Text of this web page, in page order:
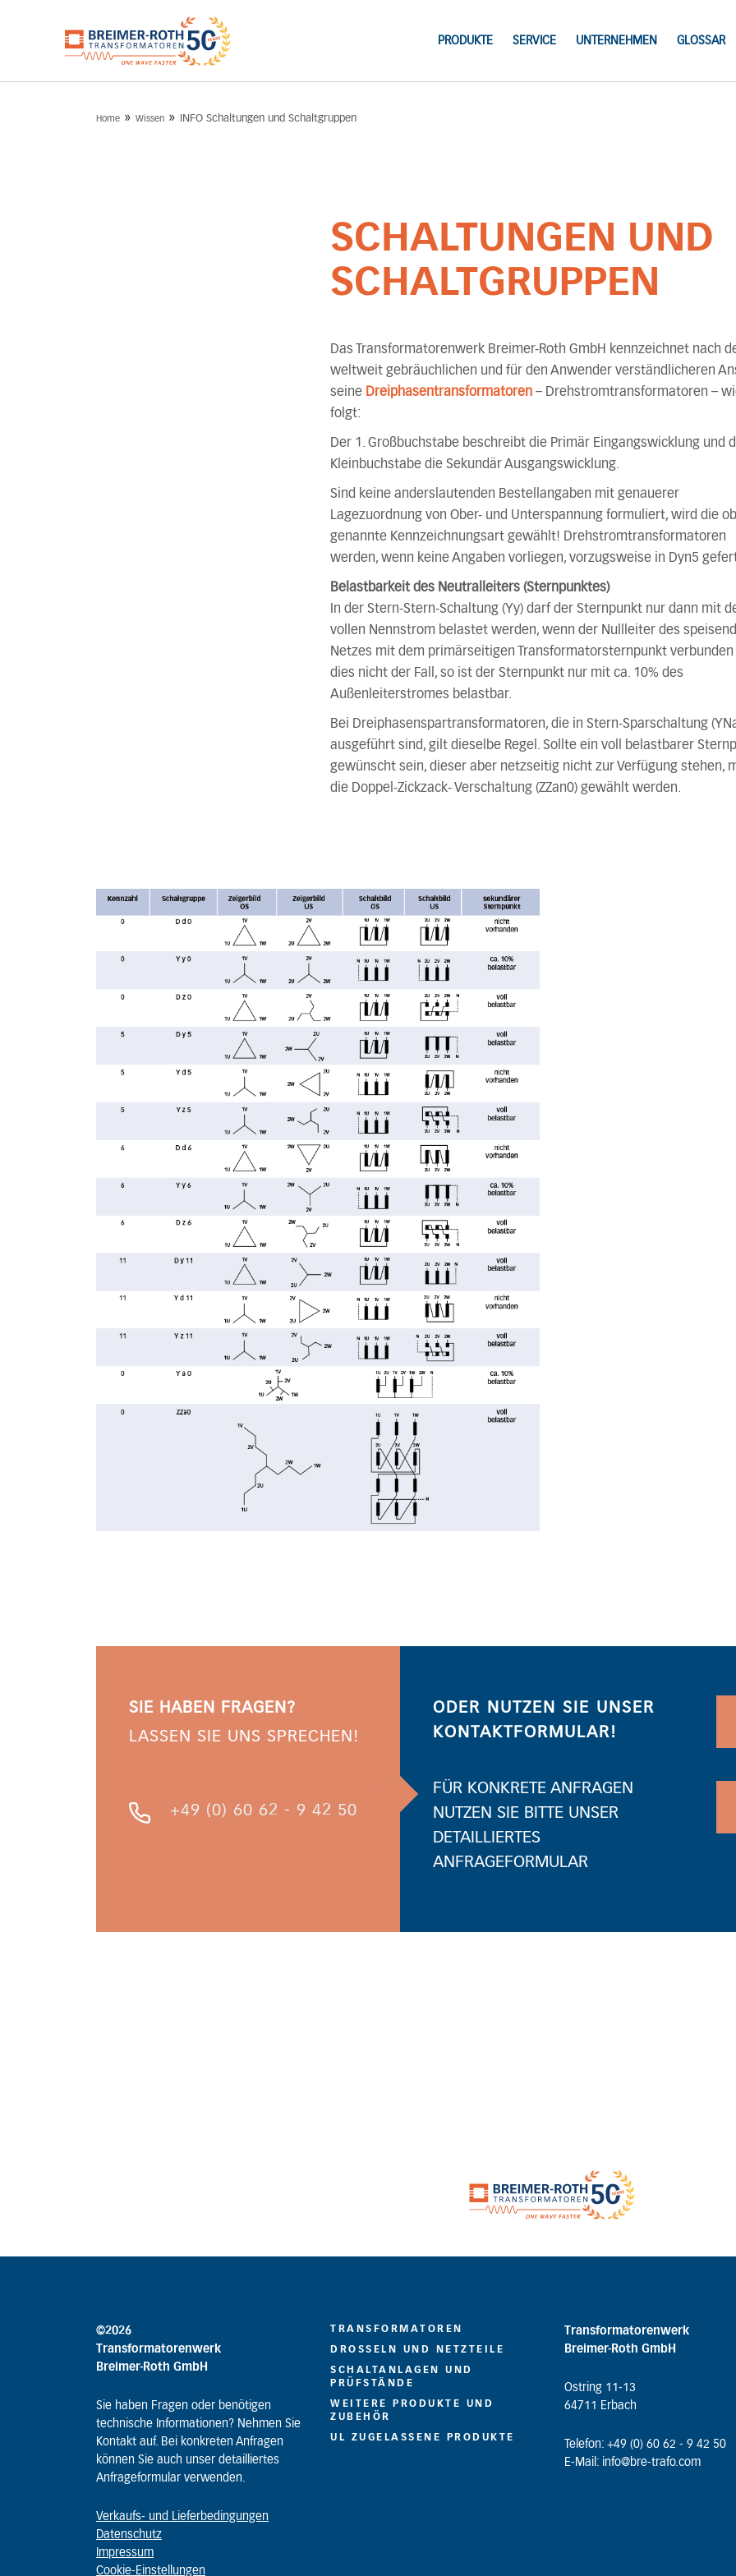
PRODUKTE SERVICE UNTERNEHMEN GLOSSAR
Home » Wissen » INFO Schaltungen und Schaltgruppen
SCHALTUNGEN UND
SCHALTGRUPPEN
Das Transformatorenwerk Breimer-Roth GmbH kennzeichnet nach
weltweit gebräuchlichen und für den Anwender verständlicheren
seine Dreiphasentransformatoren – Drehstromtransformatoren –
folgt:
Der 1. Großbuchstabe beschreibt die Primär Eingangswicklung und
Kleinbuchstabe die Sekundär Ausgangswicklung.
Sind keine anderslautenden Bestellangaben mit genauerer
Lagezuordnung von Ober- und Unterspannung formuliert, wird die
genannte Kennzeichnungsart gewählt! Drehstromtransformatoren
werden, wenn keine Angaben vorliegen, vorzugsweise in Dyn5
Belastbarkeit des Neutralleiters (Sternpunktes)
In der Stern-Stern-Schaltung (Yy) darf der Sternpunkt nur dann mit
vollen Nennstrom belastet werden, wenn der Nullleiter des
Netzes mit dem primärseitigen Transformatorsternpunkt verbunden
dies nicht der Fall, so ist der Sternpunkt nur mit ca. 10% des
Außenleiterstromes belastbar.
Bei Dreiphasenspartransformatoren, die in Stern-Sparschaltung
ausgeführt sind, gilt dieselbe Regel. Sollte ein voll belastbarer
gewünscht sein, dieser aber netzseitig nicht zur Verfügung stehen,
die Doppel-Zickzack- Verschaltung (ZZan0) gewählt werden.
SIE HABEN FRAGEN?
LASSEN SIE UNS SPRECHEN!
+49 (0) 60 62 - 9 42 50
ODER NUTZEN SIE UNSER
KONTAKTFORMULAR!
FÜR KONKRETE ANFRAGEN
NUTZEN SIE BITTE UNSER
DETAILLIERTES
ANFRAGEFORMULAR
©2026
Transformatorenwerk
Breimer-Roth GmbH
Sie haben Fragen oder benötigen
technische Informationen? Nehmen Sie
Kontakt auf. Bei konkreten Anfragen
können Sie auch unser detailliertes
Anfrageformular verwenden.
Verkaufs- und Lieferbedingungen
Datenschutz
Impressum
Cookie-Einstellungen
TRANSFORMATOREN
DROSSELN UND NETZTEILE
SCHALTANLAGEN UND
PRÜFSTÄNDE
WEITERE PRODUKTE UND
ZUBEHÖR
UL ZUGELASSENE PRODUKTE
Transformatorenwerk
Breimer-Roth GmbH
Ostring 11-13
64711 Erbach
Telefon: +49 (0) 60 62 - 9 42 50
E-Mail: info@bre-trafo.com